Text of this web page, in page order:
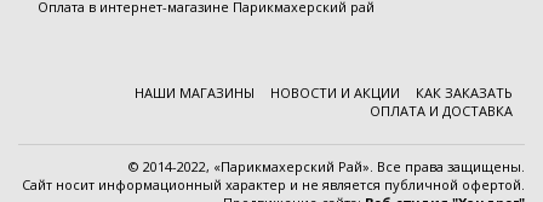
НАШИ МАГАЗИНЫ НОВОСТИ И АКЦИИ
КАК ЗАКАЗАТЬ
ОПЛАТА И ДОСТАВКА
© 2014-2022, «Парикмахерский Рай». Все права защищены.
Cайт носит информационный характер и не является публичной офертой.